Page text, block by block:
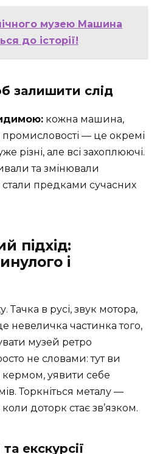
музею Машина
до історії!
залишити слід
кожна машина,
промисловості — це окремі
різні, але всі захоплюючі.
та змінювали
стали предками сучасних
підхід:
і
Тачка в русі, звук мотора,
невеличка частинка того,
музей ретро
не словами: тут ви
кермом, уявити себе
Торкніться металу —
коли доторк стає зв’язком.
екскурсії